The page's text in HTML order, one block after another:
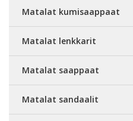
Matalat kumisaappaat
Matalat lenkkarit
Matalat saappaat
Matalat sandaalit